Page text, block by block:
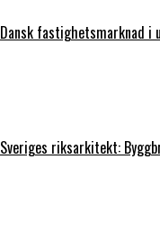
Dansk fastighetsmarknad i
Sveriges riksarkitekt: